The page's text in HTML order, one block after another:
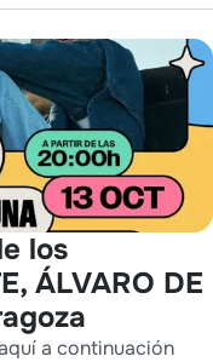
los
ÁLVARO DE
a continuación